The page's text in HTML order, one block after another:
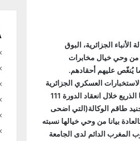
الجزائرية، البوق
من وحي خيال مخابرات
يُنغّص عليهم أحقادهم.
العسكري الجزائرية
مخرج لدبلوماسية الكابرانات للتغطية على فشلها الذريع خلال انعقاد الدورة 111
طاقم الوكالة(التي اضحى
بيانا من وحي خيالها نسبته
المغرب الدائم لدى الجامعة